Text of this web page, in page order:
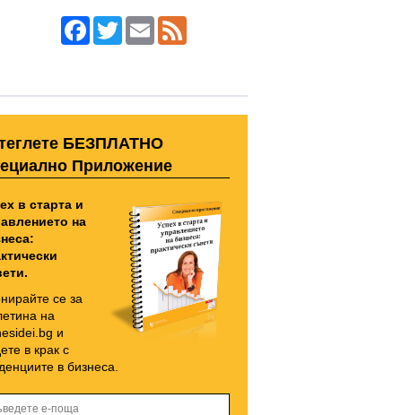
FacebookTwitter Email
БЕЗПЛАТНО
Приложение
в старта и
на
се за
на
и
в крак с
в бизнеса.